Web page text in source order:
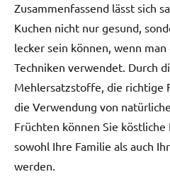
Zusammenfassend lässt sich
Kuchen nicht nur gesund,
lecker sein können, wenn
Techniken verwendet. Durch
Mehlersatzstoffe, die richtige
die Verwendung von
Früchten können Sie
sowohl Ihre Familie als auch
werden.